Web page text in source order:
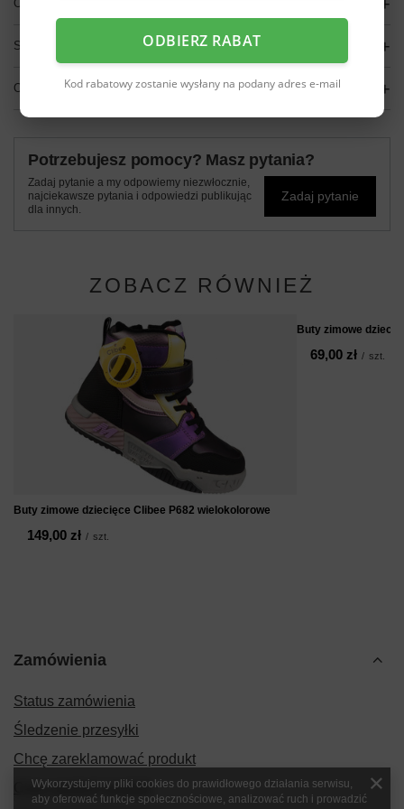
OPIS
SZCZEGÓŁOWE DANE
OPINIE (0)
Potrzebujesz pomocy? Masz pytania?
Zadaj pytanie a my odpowiemy niezwłocznie,
najciekawsze pytania i odpowiedzi publikując
dla innych.
Zadaj pytanie
ZOBACZ RÓWNIEŻ
Buty zimowe dziecięce Clibee P682 wielokolorowe
149,00 zł / szt.
Buty zimowe
69,00 zł / szt.
Zamówienia
Status zamówienia
Śledzenie przesyłki
Chcę zareklamować produkt
Chcę zwrócić produkt
ODBIERZ RABAT
Kod rabatowy zostanie wysłany na podany adres e-mail
Wykorzystujemy pliki cookies do prawidłowego działania serwisu,
aby oferować funkcje społecznościowe, analizować ruch i prowadzić